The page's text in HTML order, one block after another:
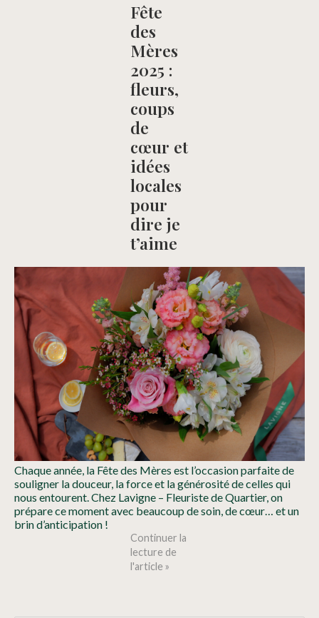
Fête
des
Mères
2025 :
fleurs,
coups
de
cœur et
idées
locales
pour
dire je
t’aime
Chaque année, la Fête des Mères est l’occasion parfaite de
souligner la douceur, la force et la générosité de celles qui
nous entourent. Chez Lavigne – Fleuriste de Quartier, on
prépare ce moment avec beaucoup de soin, de cœur… et un
brin d’anticipation !
Continuer la
lecture de
l'article »